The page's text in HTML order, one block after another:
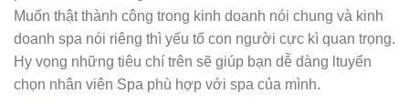
Muốn thật thành công trong kinh doanh nói chung và kinh
doanh spa nói riêng thì yếu tố con người cực kì quan trọng.
Hy vọng những tiêu chí trên sẽ giúp bạn dễ dàng ltuyển
chọn nhân viên Spa phù hợp với spa của mình.